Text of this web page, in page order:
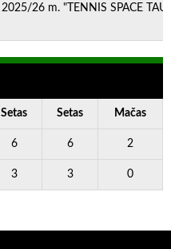
2025/26 m. "TENNIS SPACE
Setas Setas Mačas
6 6 2
3 3 0